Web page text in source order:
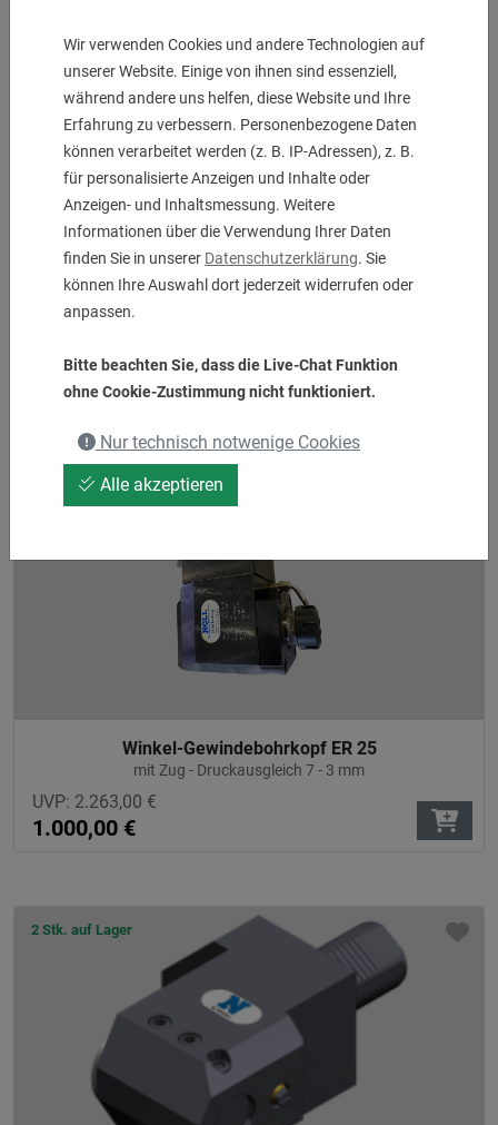
Wir verwenden Cookies und andere Technologien auf
unserer Website. Einige von ihnen sind essenziell,
während andere uns helfen, diese Website und Ihre
Erfahrung zu verbessern. Personenbezogene Daten
können verarbeitet werden (z. B. IP-Adressen), z. B.
für personalisierte Anzeigen und Inhalte oder
Anzeigen- und Inhaltsmessung. Weitere
Informationen über die Verwendung Ihrer Daten
finden Sie in unserer Datenschutzerklärung. Sie
können Ihre Auswahl dort jederzeit widerrufen oder
anpassen.
Bitte beachten Sie, dass die Live-Chat Funktion
ohne Cookie-Zustimmung nicht funktioniert.
Nur technisch notwenige Cookies
Alle akzeptieren
Winkel-Fräskopf Kombidorn 22
1.050,00 €
1 Stk. auf Lager
Winkel-Gewindebohrkopf ER 25
mit Zug - Druckausgleich 7 - 3 mm
UVP: 2.263,00 €
1.000,00 €
2 Stk. auf Lager